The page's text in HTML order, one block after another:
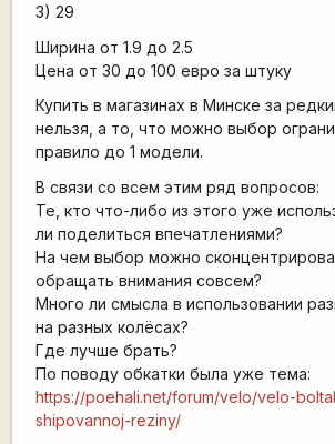
3) 29
Ширина от 1.9 до 2.5
Цена от 30 до 100 евро за штуку
Купить в магазинах в Минске за
нельзя, а то, что можно выбор
правило до 1 модели.
В связи со всем этим ряд вопросов:
Те, кто что-либо из этого уже
ли поделиться впечатлениями?
На чем выбор можно
обращать внимания совсем?
Много ли смысла в использовании
на разных колёсах?
Где лучше брать?
По поводу обкатки была уже тема:
https://poehali.net/forum/velo/velo-
shipovannoj-reziny/